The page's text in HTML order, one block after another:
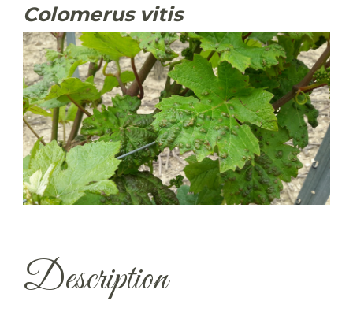
Colomerus vitis
Description